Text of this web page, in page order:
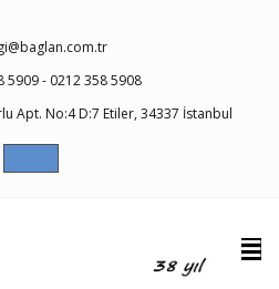
5909 - 0212 358 5908
Apt. No:4 D:7 Etiler, 34337 İstanbul